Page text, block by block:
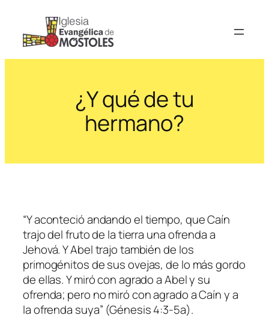
contenido
¿Y qué de tu
hermano?
“Y aconteció andando el tiempo, que Caín
trajo del fruto de la tierra una ofrenda a
Jehová. Y Abel trajo también de los
primogénitos de sus ovejas, de lo más gordo
de ellas. Y miró con agrado a Abel y su
ofrenda; pero no miró con agrado a Caín y a
la ofrenda suya” (Génesis 4:3-5a).